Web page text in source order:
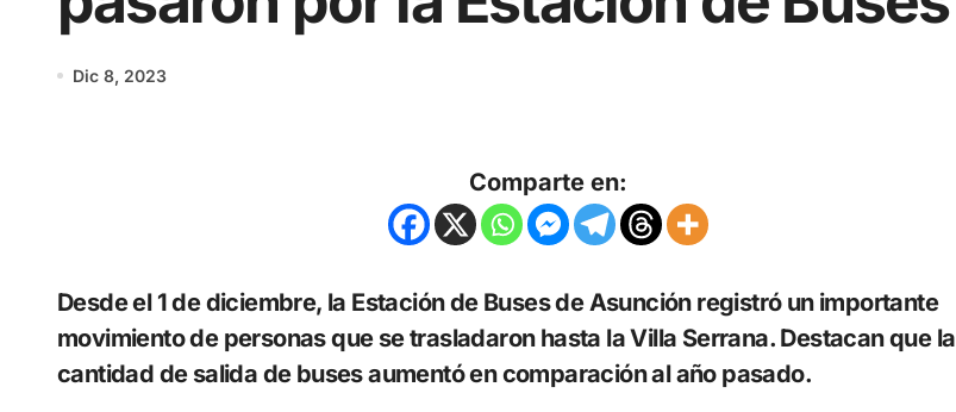
Dic 8, 2023
Comparte en:
Desde el 1 de diciembre, la Estación de Buses de Asunción registró un importante
movimiento de personas que se trasladaron hasta la Villa Serrana. Destacan que la
cantidad de salida de buses aumentó en comparación al año pasado.